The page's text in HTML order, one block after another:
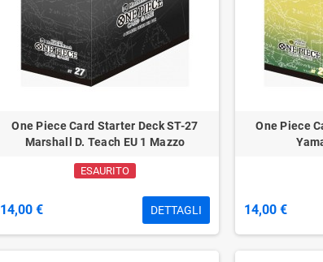
One Piece Card Starter Deck ST-27
Marshall D. Teach EU 1 Mazzo
ESAURITO
14,00 € DETTAGLI
One Piece
14,00 €